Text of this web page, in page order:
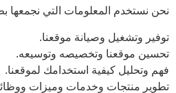
نحن نستخدم المعلومات التي نجمعها
توفير وتشغيل وصيانة موقعنا.
تحسين موقعنا وتخصيصه وتوسيعه.
فهم وتحليل كيفية استخدامك لموقعنا.
تطوير منتجات وخدمات وميزات